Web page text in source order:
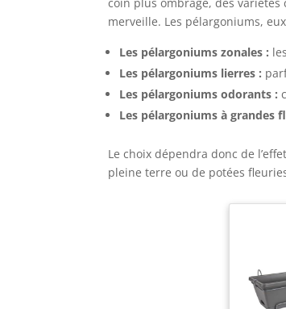
merveille. Les pélargoniums,
Les pélargoniums zonales :
Les pélargoniums lierres :
Les pélargoniums odorants :
Les pélargoniums à grandes
Le choix dépendra donc de
pleine terre ou de potées